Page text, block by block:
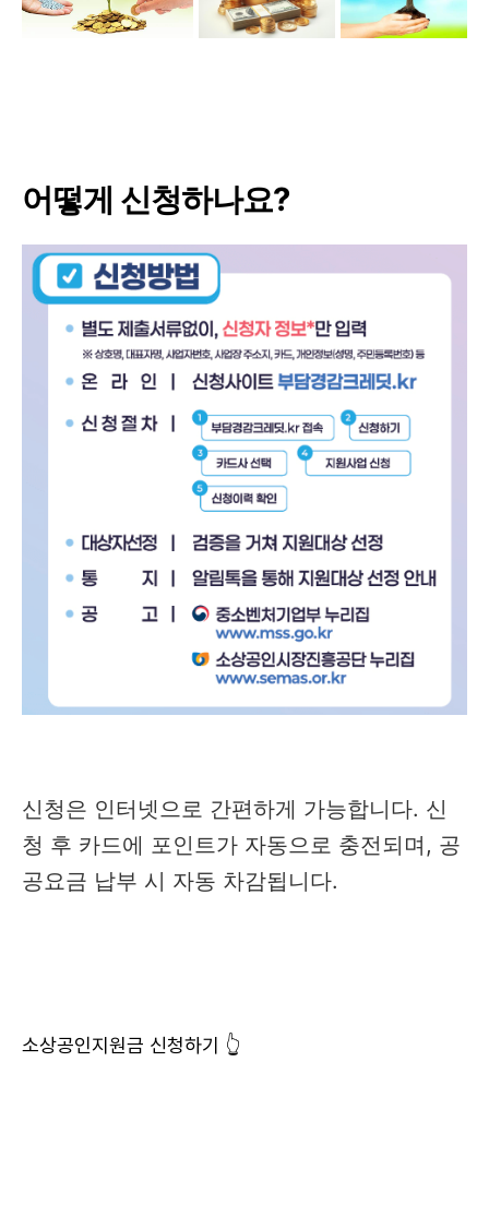
어떻게 신청하나요?
신청은 인터넷으로 간편하게 가능합니다. 신
청 후 카드에 포인트가 자동으로 충전되며, 공
공요금 납부 시 자동 차감됩니다.
소상공인지원금 신청하기 👆